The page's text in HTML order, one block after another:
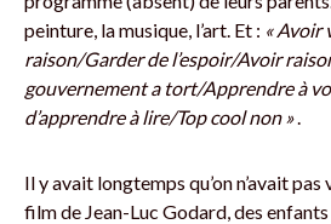
peinture, la musique, l’art. Et : « Avoir
raison/Garder de l’espoir/Avoir
gouvernement a tort/Apprendre à
d’apprendre à lire/Top cool non ».
Il y avait longtemps qu’on n’avait pas
film de Jean-Luc Godard, des